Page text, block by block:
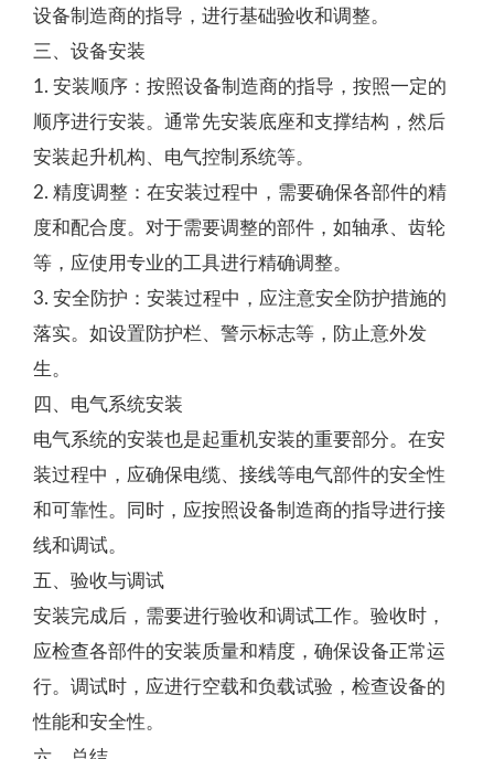
设备制造商的指导，进行基础验收和调整。
三、设备安装
1. 安装顺序：按照设备制造商的指导，按照一定的
顺序进行安装。通常先安装底座和支撑结构，然后
安装起升机构、电气控制系统等。
2. 精度调整：在安装过程中，需要确保各部件的精
度和配合度。对于需要调整的部件，如轴承、齿轮
等，应使用专业的工具进行精确调整。
3. 安全防护：安装过程中，应注意安全防护措施的
落实。如设置防护栏、警示标志等，防止意外发
生。
四、电气系统安装
电气系统的安装也是起重机安装的重要部分。在安
装过程中，应确保电缆、接线等电气部件的安全性
和可靠性。同时，应按照设备制造商的指导进行接
线和调试。
五、验收与调试
安装完成后，需要进行验收和调试工作。验收时，
应检查各部件的安装质量和精度，确保设备正常运
行。调试时，应进行空载和负载试验，检查设备的
性能和安全性。